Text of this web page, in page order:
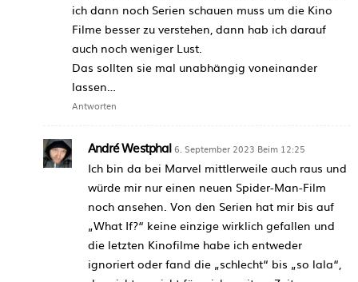
ich dann noch Serien schauen muss um die Kino
Filme besser zu verstehen, dann hab ich darauf
auch noch weniger Lust.
Das sollten sie mal unabhängig voneinander
lassen…
Antworten
André Westphal 6. September 2023 Beim 12:25
Ich bin da bei Marvel mittlerweile auch raus und
würde mir nur einen neuen Spider-Man-Film
noch ansehen. Von den Serien hat mir bis auf
„What If?“ keine einzige wirklich gefallen und
die letzten Kinofilme habe ich entweder
ignoriert oder fand die „schlecht“ bis „so lala“,